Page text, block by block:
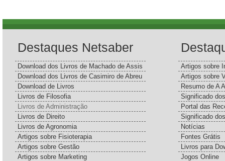
Destaques Netsaber
Download dos Livros de Machado de Assis
Download dos Livros de Casimiro de Abreu
Download de Livros
Livros de Filosofia
Livros de Administração
Livros de Direito
Livros de Agronomia
Artigos sobre Fisioterapia
Artigos sobre Gestão
Artigos sobre Marketing
Artigos sobre
Artigos sobre
Resumo de A
Significado
Portal das
Significado
Notícias
Fontes Grátis
Livros para
Jogos Online